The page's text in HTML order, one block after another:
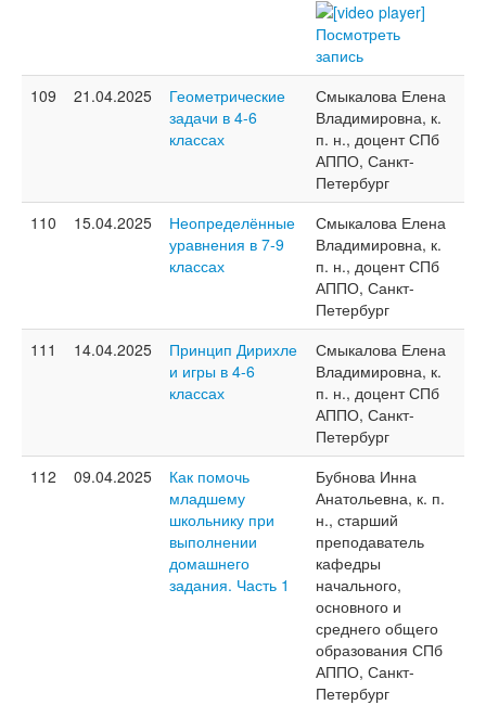
Посмотреть
запись
109
21.04.2025
Геометрические
задачи в 4-6
классах
Смыкалова Елена
Владимировна, к.
п. н., доцент СПб
АППО, Санкт-
Петербург
110
15.04.2025
Неопределённые
уравнения в 7-9
классах
Смыкалова Елена
Владимировна, к.
п. н., доцент СПб
АППО, Санкт-
Петербург
111
14.04.2025
Принцип Дирихле
и игры в 4-6
классах
Смыкалова Елена
Владимировна, к.
п. н., доцент СПб
АППО, Санкт-
Петербург
112
09.04.2025
Как помочь
младшему
школьнику при
выполнении
домашнего
задания. Часть 1
Бубнова Инна
Анатольевна, к. п.
н., старший
преподаватель
кафедры
начального,
основного и
среднего общего
образования СПб
АППО, Санкт-
Петербург